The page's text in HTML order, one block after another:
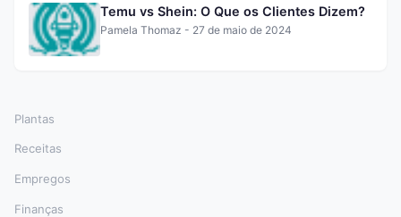
Temu vs Shein: O Que os Clientes Dizem?
Pamela Thomaz - 27 de maio de 2024
Plantas
Receitas
Empregos
Finanças